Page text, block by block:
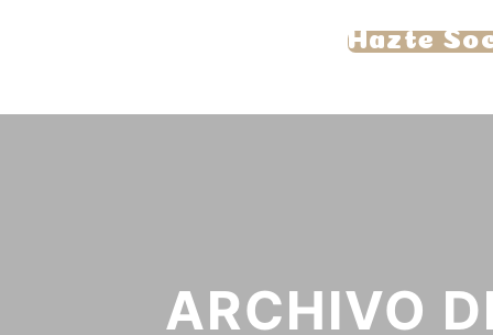
Hazte
ARCHIVO